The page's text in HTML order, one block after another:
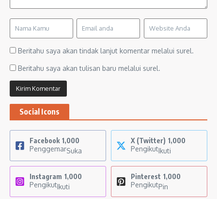
Beritahu saya akan tindak lanjut komentar melalui surel.
Beritahu saya akan tulisan baru melalui surel.
Social Icons
Facebook 1,000
PenggemarSuka
X (Twitter) 1,000
PengikutIkuti
Instagram 1,000
PengikutIkuti
Pinterest 1,000
PengikutPin